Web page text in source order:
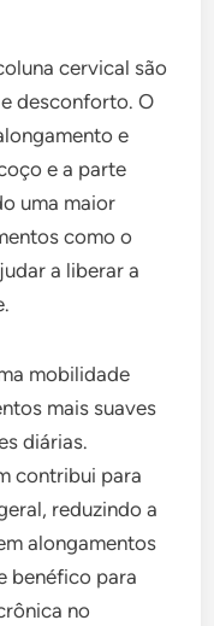
cervical são
desconforto. O
e
e a parte
uma maior
como o
a liberar a
mobilidade
mais suaves
diárias.
contribui para
reduzindo a
alongamentos
benéfico para
no